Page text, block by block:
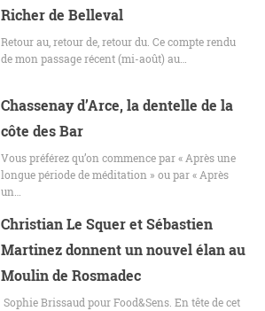
Richer de Belleval
Retour au, retour de, retour du. Ce compte rendu
de mon passage récent (mi-août) au…
Chassenay d’Arce, la dentelle de la
côte des Bar
Vous préférez qu’on commence par « Après une
longue période de méditation » ou par « Après
un…
Christian Le Squer et Sébastien
Martinez donnent un nouvel élan au
Moulin de Rosmadec
Sophie Brissaud pour Food&Sens. En tête de cet